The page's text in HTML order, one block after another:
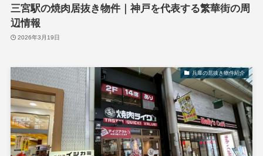
三宮駅の焼肉居抜き物件｜神戸を代表する繁華街の周
辺情報
2026年3月19日
兵庫の居抜き物件紹介